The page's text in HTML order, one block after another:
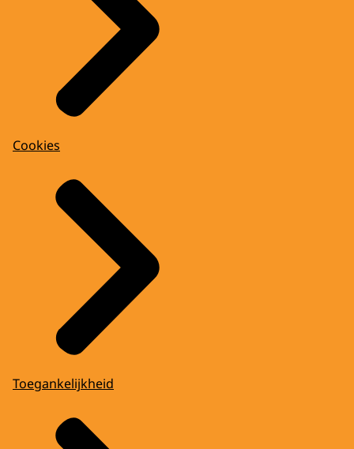
Cookies
Toegankelijkheid